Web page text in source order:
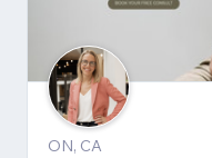
ON, CA